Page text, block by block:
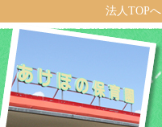
法人TOPへ